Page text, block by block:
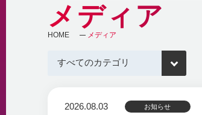
メディア
HOME メディア
2026.08.03 お知らせ